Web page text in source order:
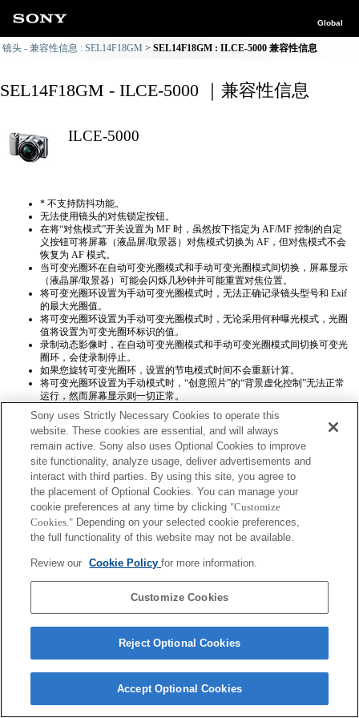
Global
镜头 - 兼容性信息 : SEL14F18GM SEL14F18GM : ILCE-5000 兼容性信息
SEL14F18GM - ILCE-5000 ｜兼容性信息
ILCE-5000
* 不支持防抖功能。
无法使用镜头的对焦锁定按钮。
在将“对焦模式”开关设置为 MF 时，虽然按下指定为 AF/MF 控制的自定
义按钮可将屏幕（液晶屏/取景器）对焦模式切换为 AF，但对焦模式不会
恢复为 AF 模式。
当可变光圈环在自动可变光圈模式和手动可变光圈模式间切换，屏幕显示
（液晶屏/取景器）可能会闪烁几秒钟并可能重置对焦位置。
将可变光圈环设置为手动可变光圈模式时，无法正确​​记录镜头型号和 Exif
的最大光圈值。
将可变光圈环设置为手动可变光圈模式时，无论采用何种曝光模式，光圈
值将设置为可变光圈环标识的值。
录制动态影像时，在自动可变光圈模式和手动可变光圈模式间切换可变光
圈环，会使录制停止。
如果您旋转可变光圈环，设置的节电模式时间不会重新计算。
将可变光圈环设置为手动模式时，“创意照片”的“背景虚化控制”无法正常
运行，然而屏幕显示则一切正常。
Exif镜头名称将不会被正确记录。
Terms of Use Contact Us
Copyright 2026 Sony Corporation
Sony uses Strictly Necessary Cookies to operate this
website. These cookies are essential, and will always
remain active. Sony also uses Optional Cookies to improve
site functionality, analyze usage, deliver advertisements and
interact with third parties. By using this site, you agree to
the placement of Optional Cookies. You can manage your
cookie preferences at any time by clicking "Customize
Cookies." Depending on your selected cookie preferences,
the full functionality of this website may not be available.
Review our Cookie Policyfor more information.
Customize Cookies
Reject Optional Cookies
Accept Optional Cookies